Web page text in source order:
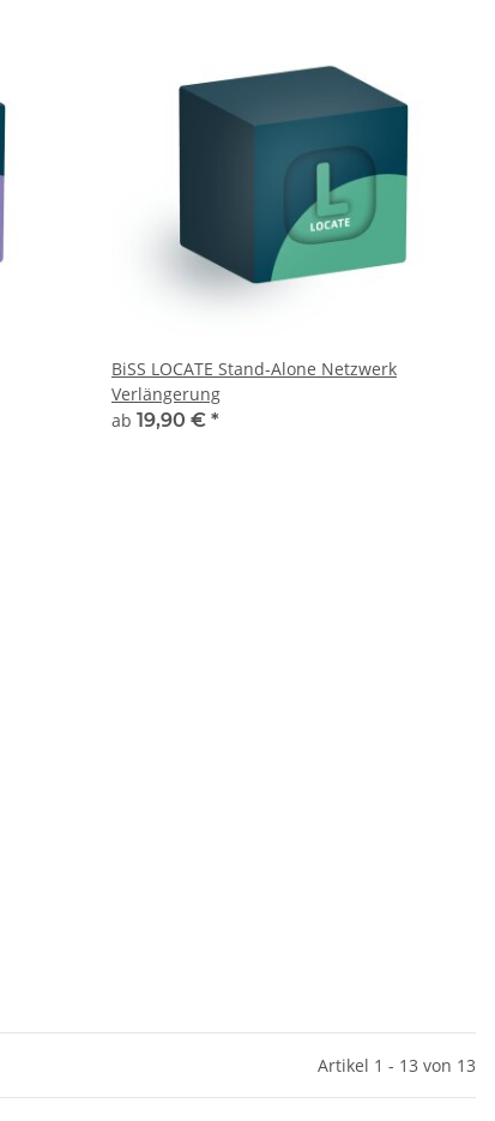
BiSS LOCATE Stand-Alone Netzwerk
Verlängerung
ab 19,90 € *
Artikel 1 - 13 von 13